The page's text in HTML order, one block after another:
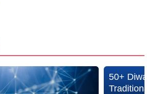
50+